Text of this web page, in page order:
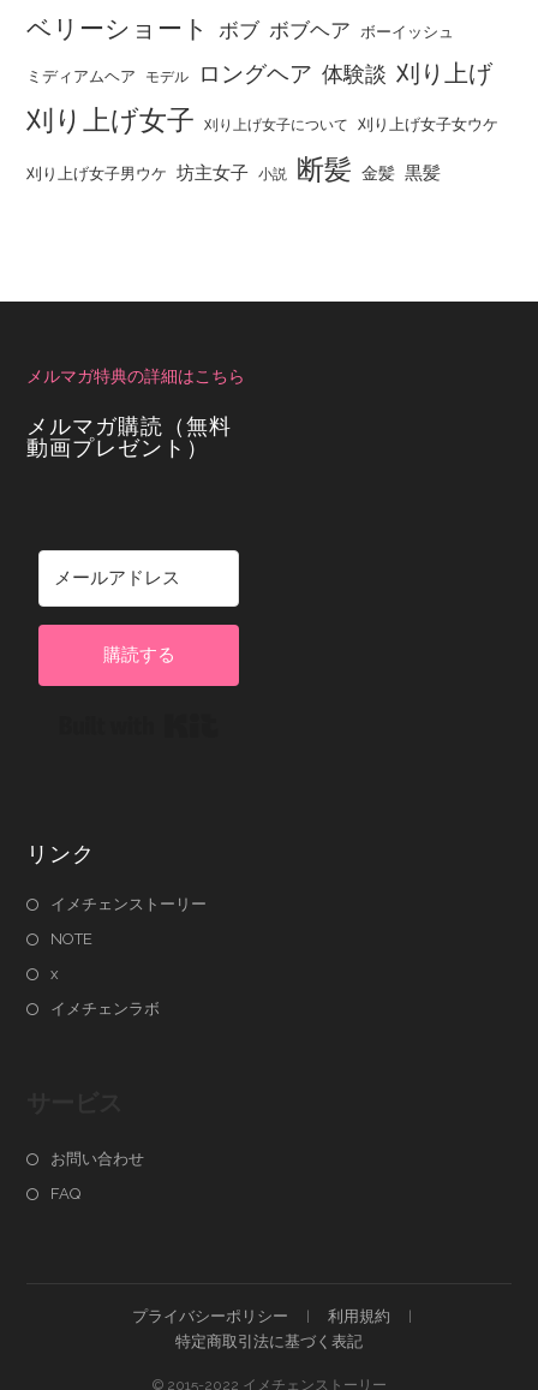
ベリーショート
ボブ ボブヘア ボーイッシュ
ミディアムヘア モデル ロングヘア 体験談 刈り上げ
刈り上げ女子 刈り上げ女子について 刈り上げ女子女ウケ
刈り上げ女子男ウケ 坊主女子 小説 断髪 金髪 黒髪
メルマガ特典の詳細はこちら
メルマガ購読（無料
動画プレゼント）
購読する
リンク
イメチェンストーリー
NOTE
x
イメチェンラボ
お問い合わせ
FAQ
プライバシーポリシー
利用規約
特定商取引法に基づく表記
© 2015-2022 イメチェンストーリー